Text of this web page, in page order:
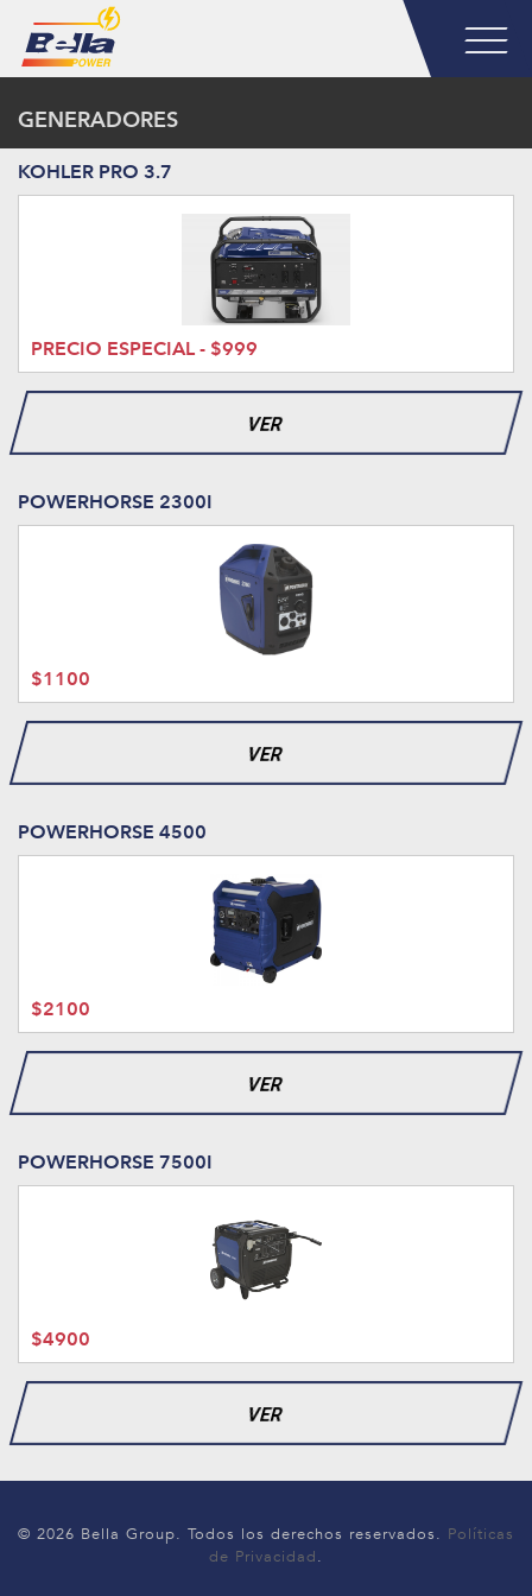
GENERADORES
KOHLER PRO 3.7
PRECIO ESPECIAL - $999
VER
POWERHORSE 2300I
$1100
VER
POWERHORSE 4500
$2100
VER
POWERHORSE 7500I
$4900
VER
© 2026 Bella Group. Todos los derechos reservados. Políticas
de Privacidad.